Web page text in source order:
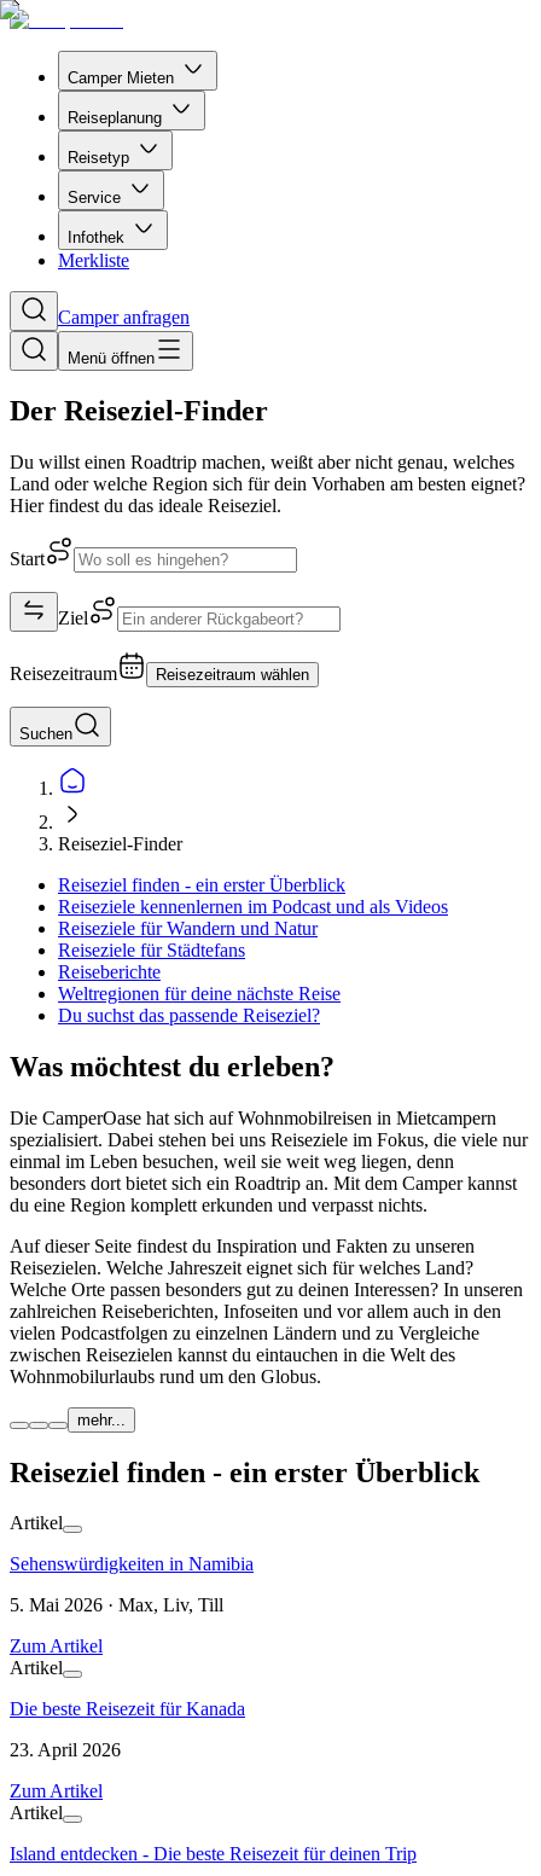
Camper Mieten
Reiseplanung
Reisetyp
Service
Infothek
Merkliste
Camper anfragen
Menü öffnen
Der Reiseziel-Finder
Du willst einen Roadtrip machen, weißt aber nicht genau, welches
Land oder welche Region sich für dein Vorhaben am besten eignet?
Hier findest du das ideale Reiseziel.
Start
Ziel
Reisezeitraum Reisezeitraum wählen
Suchen
Reiseziel-Finder
Reiseziel finden - ein erster Überblick
Reiseziele kennenlernen im Podcast und als Videos
Reiseziele für Wandern und Natur
Reiseziele für Städtefans
Reiseberichte
Weltregionen für deine nächste Reise
Du suchst das passende Reiseziel?
Was möchtest du erleben?
Die CamperOase hat sich auf Wohnmobilreisen in Mietcampern
spezialisiert. Dabei stehen bei uns Reiseziele im Fokus, die viele nur
einmal im Leben besuchen, weil sie weit weg liegen, denn
besonders dort bietet sich ein Roadtrip an. Mit dem Camper kannst
du eine Region komplett erkunden und verpasst nichts.
Auf dieser Seite findest du Inspiration und Fakten zu unseren
Reisezielen. Welche Jahreszeit eignet sich für welches Land?
Welche Orte passen besonders gut zu deinen Interessen? In unseren
zahlreichen Reiseberichten, Infoseiten und vor allem auch in den
vielen Podcastfolgen zu einzelnen Ländern und zu Vergleiche
zwischen Reisezielen kannst du eintauchen in die Welt des
Wohnmobilurlaubs rund um den Globus.
mehr...
Reiseziel finden - ein erster Überblick
Artikel
Sehenswürdigkeiten in Namibia
5. Mai 2026 · Max, Liv, Till
Zum Artikel
Artikel
Die beste Reisezeit für Kanada
23. April 2026
Zum Artikel
Artikel
Island entdecken - Die beste Reisezeit für deinen Trip